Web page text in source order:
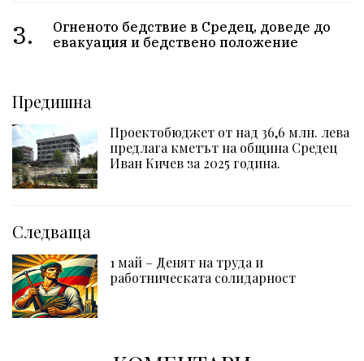
3.
Огненото бедствие в Средец, доведе до
евакуация и бедствено положение
Предишна
Проектобюджет от над 36,6 млн. лева
предлага кметът на община Средец
Иван Кичев за 2025 година.
Следваща
1 май – Денят на труда и
работническата солидарност